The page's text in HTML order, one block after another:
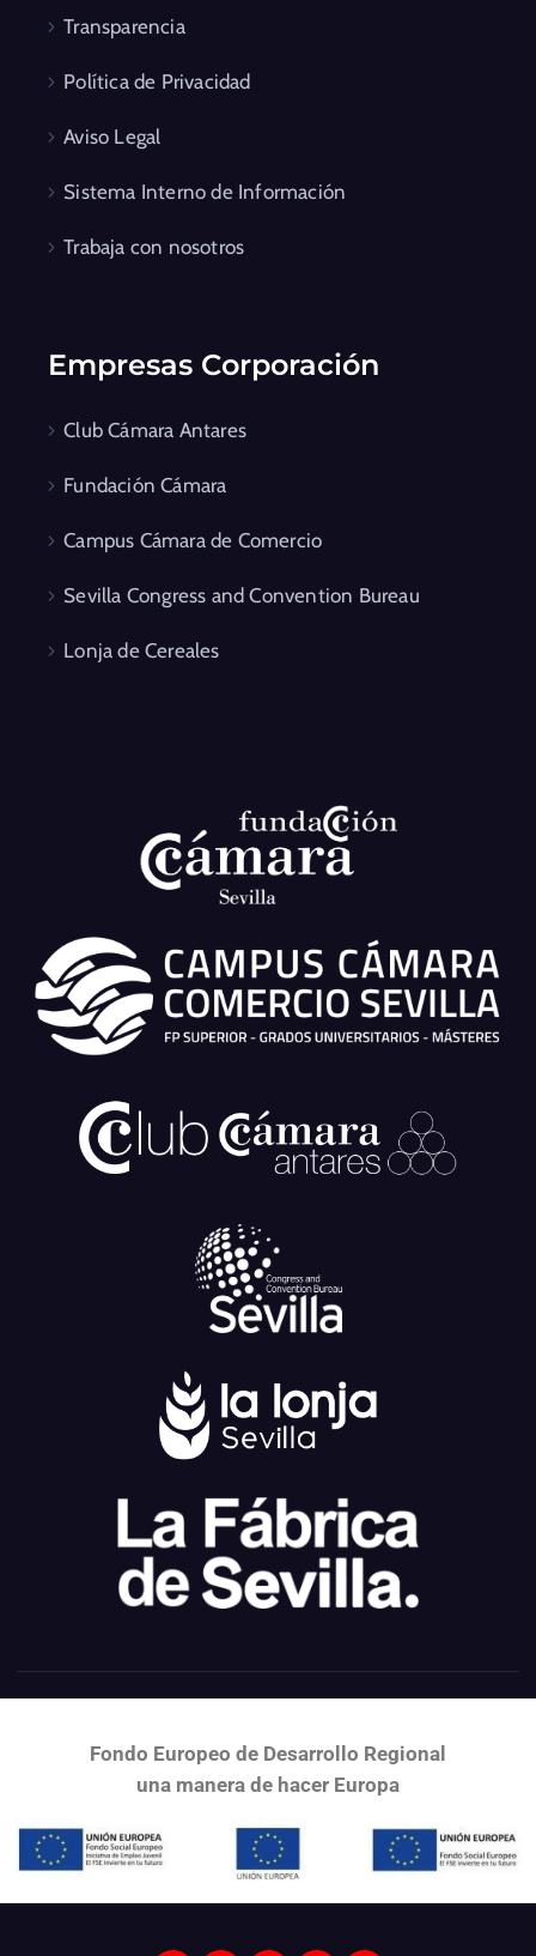
Transparencia
Política de Privacidad
Aviso Legal
Sistema Interno de Información
Trabaja con nosotros
Empresas Corporación
Club Cámara Antares
Fundación Cámara
Campus Cámara de Comercio
Sevilla Congress and Convention Bureau
Lonja de Cereales
Fondo Europeo de Desarrollo Regional
una manera de hacer Europa